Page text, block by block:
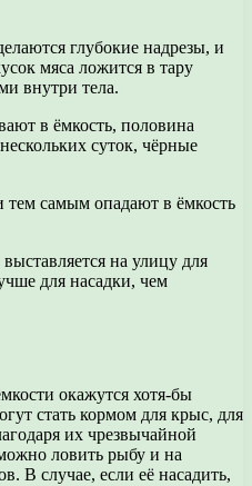
глубокие надрезы, и
мяса ложится в тару
внутри тела.
в ёмкость, половина
суток, чёрные
самым опадают в ёмкость
на улицу для
для насадки, чем
окажутся хотя-бы
стать кормом для крыс, для
их чрезвычайной
ловить рыбу и на
В случае, если её насадить,